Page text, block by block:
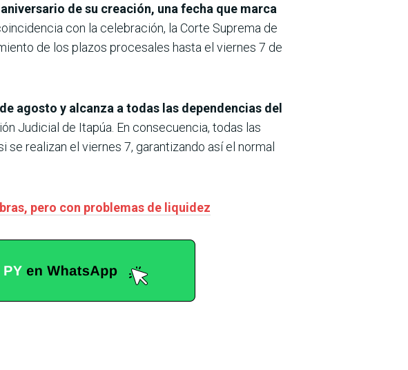
de su creación, una fecha que marca
con la celebración, la Corte Suprema de
de los plazos procesales hasta el viernes 7 de
agosto y alcanza a todas las dependencias del
Judicial de Itapúa. En consecuencia, todas las
realizan el viernes 7, garantizando así el normal
pero con problemas de liquidez